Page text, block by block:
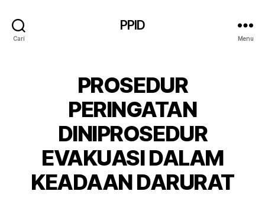
Cari
PPID
Menu
PROSEDUR
PERINGATAN
DINIPROSEDUR
EVAKUASI DALAM
KEADAAN DARURAT